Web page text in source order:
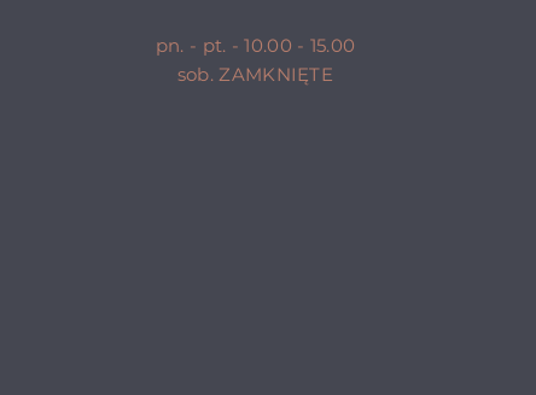
pn. - pt. - 10.00 - 15.00
sob. ZAMKNIĘTE